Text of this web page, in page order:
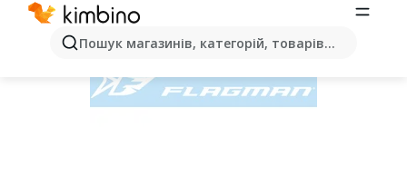
Пошук магазинів, категорій, товарів...